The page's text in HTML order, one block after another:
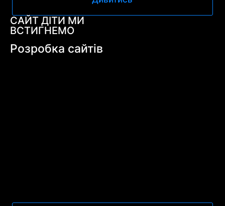
САЙТ ДІТИ МИ
ВСТИГНЕМО
Розробка сайтів